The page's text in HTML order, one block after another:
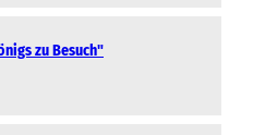
zu Besuch"